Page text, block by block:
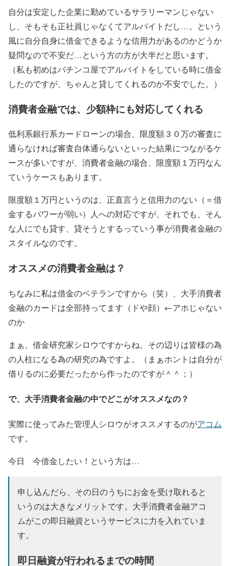
自分は安定した企業に勤めているサラリーマンじゃない
し、そもそも正社員じゃなくてアルバイトだし…。という
風に自分自身に借金できるような信用力があるのかどうか
疑問なので不安だ…という方の方が大半だと思います。
（私も初めはパチンコ屋でアルバイトをしている時に借金
したのですが、ちゃんと貸してくれるのか不安でした。 ）
消費者金融では、少額枠にも対応してくれる
低利系銀行系カードローンの場合、限度額３０万の審査に
通らなければ審査自体通らないといった結果につながるケ
ースが多いですが、消費者金融の場合、限度額１万円なん
ていうケースもあります。
限度額１万円というのは、正直言うと信用力のない（＝借
金するパワーが弱い）人への対応ですが、それでも、そん
な人にでも貸す、貸そうとするっていう事が消費者金融の
スタイルなのです。
オススメの消費者金融は？
ちなみに私は借金のベテランですから（笑）、大手消費者
金融のカードは全部持ってます（ドや顔）←アホじゃない
のか
まぁ、借金研究家シロウですからね。その辺りは皆様の為
の人柱になる為の研究の為ですよ。（まぁホントは自分が
借りるのに必要だったから作ったのですが＾＾；）
で、大手消費者金融の中でどこがオススメなの？
実際に使ってみた管理人シロウがオススメするのがアコム
です。
今日 今借金したい！という方は…
申し込んだら、その日のうちにお金を受け取れると
いうのは大きなメリットです。大手消費者金融アコ
ムがこの即日融資というサービスに力を入れていま
す。
即日融資が行われるまでの時間